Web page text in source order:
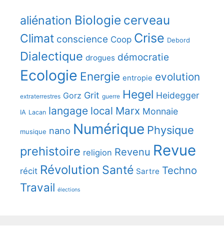
aliénation Biologie cerveau
Climat conscience Coop Crise Debord
Dialectique drogues démocratie
Ecologie Energie entropie evolution
extraterrestres Gorz Grit guerre Hegel Heidegger
IA Lacan langage local Marx Monnaie
musique nano Numérique Physique
prehistoire religion Revenu Revue
récit Révolution Santé Sartre Techno
Travail élections